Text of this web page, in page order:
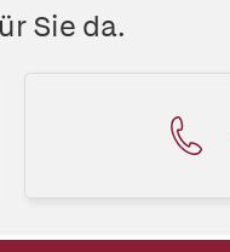
Sie da.